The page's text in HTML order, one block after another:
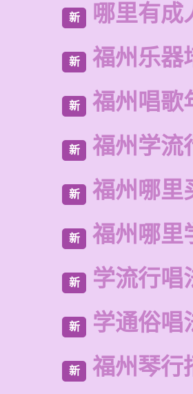
新 哪里有成
新 福州乐器
新 福州唱歌
新 福州学流
新 福州哪里
新 福州哪里
新 学流行唱
新 学通俗唱
新 福州琴行